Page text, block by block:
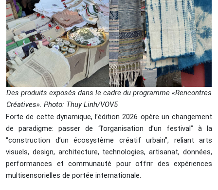
Des produits exposés dans le cadre du programme «Rencontres
Créatives». Photo: Thuy Linh/VOV5
Forte de cette dynamique, l’édition 2026 opère un changement
de paradigme: passer de “l’organisation d’un festival” à la
“construction d’un écosystème créatif urbain”, reliant arts
visuels, design, architecture, technologies, artisanat, données,
performances et communauté pour offrir des expériences
multisensorielles de portée internationale.